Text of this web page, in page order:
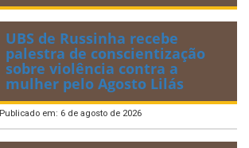
UBS de Russinha recebe
palestra de conscientização
sobre violência contra a
mulher pelo Agosto Lilás
Publicado em: 6 de agosto de 2026